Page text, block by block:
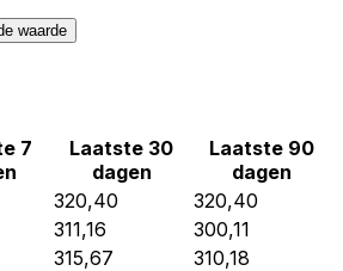
waarde
7
Laatste 30
dagen
Laatste 90
dagen
320,40
320,40
311,16
300,11
315,67
310,18